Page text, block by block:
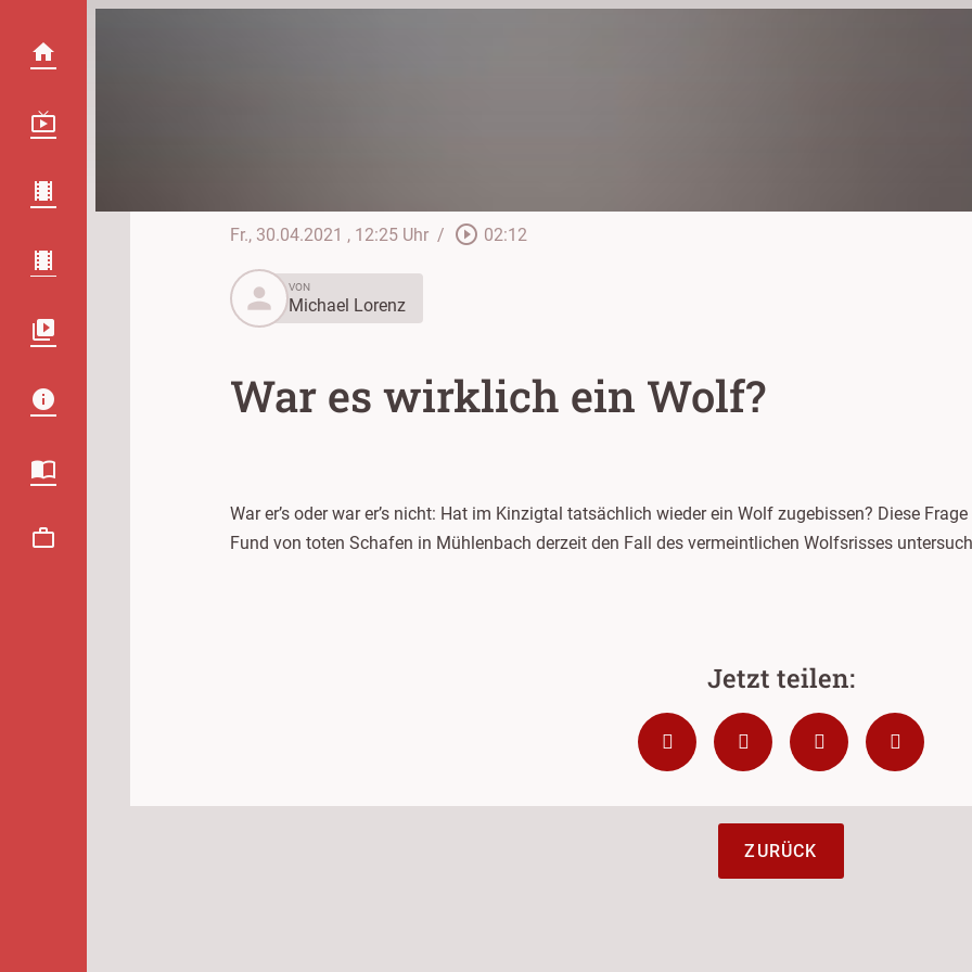
Fr., 30.04.2021 , 12:25 Uhr / play_circle_outline 02:12
person
VON
Michael Lorenz
War es wirklich ein Wolf?
War er’s oder war er’s nicht: Hat im Kinzigtal tatsächlich wieder ein Wolf zugebissen? Diese
Fund von toten Schafen in Mühlenbach derzeit den Fall des vermeintlichen Wolfsrisses
ZURÜCK